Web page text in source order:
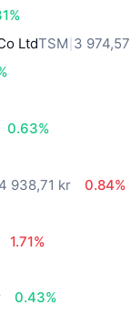
LtdTSM 3
0.63%
4 938,71 kr
0.84%
1.71%
0.43%